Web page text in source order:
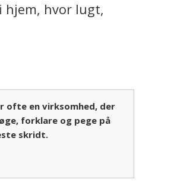
hjem, hvor lugt,
ofte en virksomhed, der
forklare og pege på
skridt.